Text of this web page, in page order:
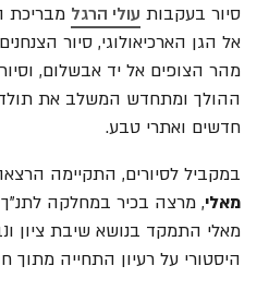
סיור בעקבות עולי הרגל מבריכת
אל הגן הארכיאולוגי, סיור
מהר הצופים אל יד אבשלום,
ההולך ומתחדש המשלב את
חדשים ואתרי טבע.
במקביל לסיורים, התקיימה
מאלי, מרצה בכיר במחלקה לתנ"ך
מאלי התמקד בנושא שיבת ציון
היסטורי על רעיון התחייה מתוך